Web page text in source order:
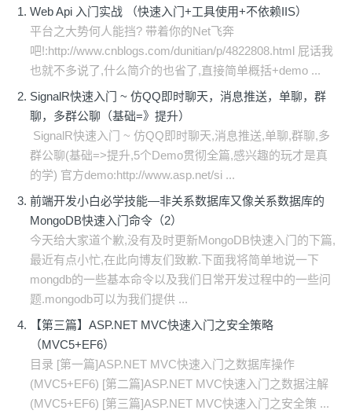
Web Api 入门实战 （快速入门+工具使用+不依赖IIS）
平台之大势何人能挡? 带着你的Net飞奔
吧!:http://www.cnblogs.com/dunitian/p/4822808.html 屁话我
也就不多说了,什么简介的也省了,直接简单概括+demo ...
SignalR快速入门 ~ 仿QQ即时聊天，消息推送，单聊，群
聊，多群公聊（基础=》提升）
SignalR快速入门 ~ 仿QQ即时聊天,消息推送,单聊,群聊,多
群公聊(基础=>提升,5个Demo贯彻全篇,感兴趣的玩才是真
的学) 官方demo:http://www.asp.net/si ...
前端开发小白必学技能—非关系数据库又像关系数据库的
MongoDB快速入门命令（2）
今天给大家道个歉,没有及时更新MongoDB快速入门的下篇,
最近有点小忙,在此向博友们致歉.下面我将简单地说一下
mongdb的一些基本命令以及我们日常开发过程中的一些问
题.mongodb可以为我们提供 ...
【第三篇】ASP.NET MVC快速入门之安全策略
（MVC5+EF6）
目录 [第一篇]ASP.NET MVC快速入门之数据库操作
(MVC5+EF6) [第二篇]ASP.NET MVC快速入门之数据注解
(MVC5+EF6) [第三篇]ASP.NET MVC快速入门之安全策 ...